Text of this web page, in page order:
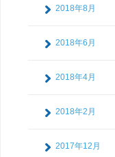
2018年8月
2018年6月
2018年4月
2018年2月
2017年12月